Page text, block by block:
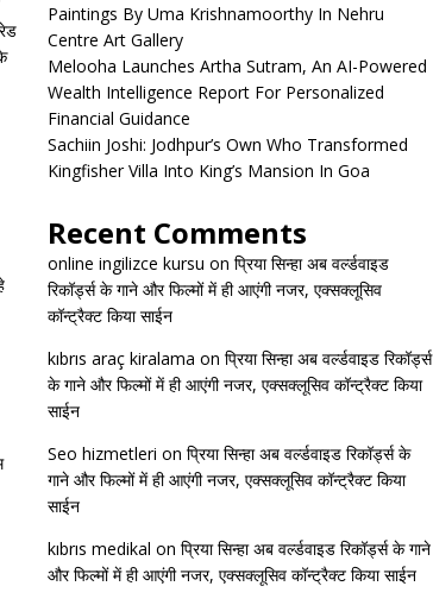
Paintings By Uma Krishnamoorthy In Nehru
Centre Art Gallery
Melooha Launches Artha Sutram, An AI-Powered
Wealth Intelligence Report For Personalized
Financial Guidance
Sachiin Joshi: Jodhpur’s Own Who Transformed
Kingfisher Villa Into King’s Mansion In Goa
Recent Comments
online ingilizce kursu on प्रिया सिन्हा अब वर्ल्डवाइड
रिकॉर्ड्स के गाने और फिल्मों में ही आएंगी नजर, एक्सक्लूसिव
कॉन्ट्रैक्ट किया साईन
kıbrıs araç kiralama on प्रिया सिन्हा अब वर्ल्डवाइड रिकॉर्ड्स
के गाने और फिल्मों में ही आएंगी नजर, एक्सक्लूसिव कॉन्ट्रैक्ट किया
साईन
Seo hizmetleri on प्रिया सिन्हा अब वर्ल्डवाइड रिकॉर्ड्स के
गाने और फिल्मों में ही आएंगी नजर, एक्सक्लूसिव कॉन्ट्रैक्ट किया
साईन
kıbrıs medikal on प्रिया सिन्हा अब वर्ल्डवाइड रिकॉर्ड्स के गाने
और फिल्मों में ही आएंगी नजर, एक्सक्लूसिव कॉन्ट्रैक्ट किया साईन